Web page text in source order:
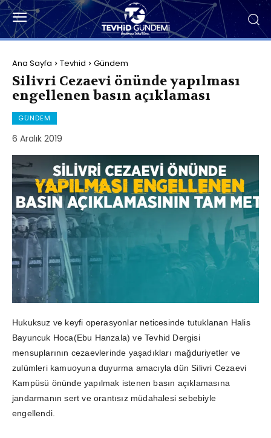
Ana Sayfa Tevhid Gündem
Silivri Cezaevi önünde yapılması
engellenen basın açıklaması
GÜNDEM
6 Aralık 2019
Hukuksuz ve keyfi operasyonlar neticesinde tutuklanan Halis
Bayuncuk Hoca(Ebu Hanzala) ve Tevhid Dergisi
mensuplarının cezaevlerinde yaşadıkları mağduriyetler ve
zulümleri kamuoyuna duyurma amacıyla dün Silivri Cezaevi
Kampüsü önünde yapılmak istenen basın açıklamasına
jandarmanın sert ve orantısız müdahalesi sebebiyle
engellendi.